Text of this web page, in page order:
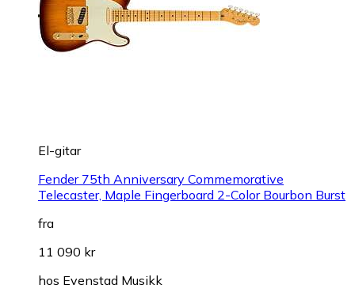
El-gitar
Fender 75th Anniversary Commemorative
Telecaster, Maple Fingerboard 2-Color Bourbon Burst
fra
11 090 kr
hos Evenstad Musikk